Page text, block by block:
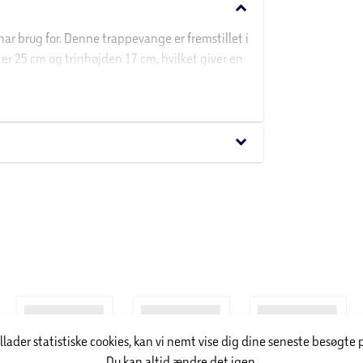
keyboard_arrow_down
brug for. Denne trappevange er fremstillet i
25 cm og trinhøjden 17 cm, hvilket giver en
keyboard_arrow_down
statistiske cookies, kan vi nemt vise dig dine seneste besøgte